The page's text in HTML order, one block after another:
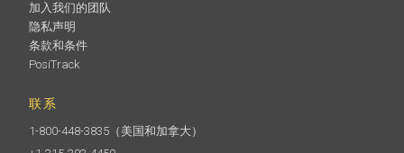
加入我们的团队
隐私声明
条款和条件
PosiTrack
联系
1-800-448-3835 （美国和加拿大）